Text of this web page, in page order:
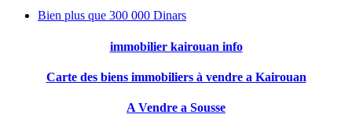
Bien plus que 300 000 Dinars
immobilier kairouan info
Carte des biens immobiliers à vendre a Kairouan
A Vendre a Sousse